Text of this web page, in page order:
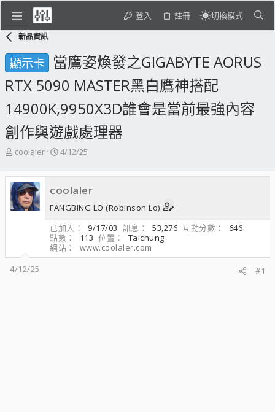
登入 註冊 切換模式
新品資訊
顯示卡 當鷹姿煥發之GIGABYTE AORUS
RTX 5090 MASTER黑白鷹神搭配
14900K,9950X3D誰會是當前最強內容
創作與遊戲處理器
主
發
起
人
coolaler
開
日
期
4/12/25
coolaler
FANGBING LO (Robinson Lo)
已加入
9/17/03 訊息 53,276 互動分數
646
點數
113 位置
Taichung
網站
www.coolaler.com
4/12/25
#1